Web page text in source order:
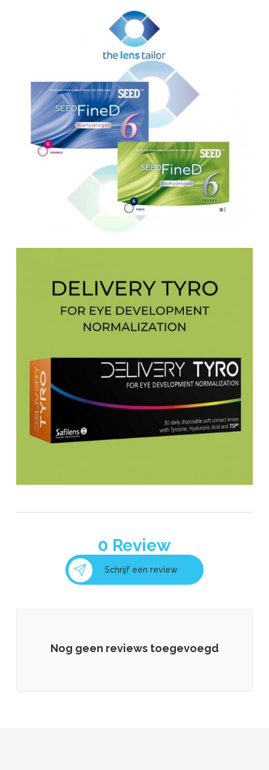
0 Review
Schrijf een review
Nog geen reviews toegevoegd